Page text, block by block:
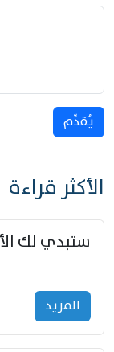
يُقدِّم
الأكثر قراءة
المزید